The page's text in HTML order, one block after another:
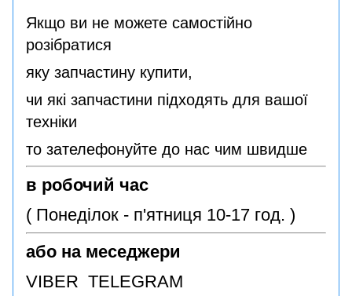
Якщо ви не можете самостійно
розібратися
яку запчастину купити,
чи які запчастини підходять для вашої
техніки
то зателефонуйте до нас чим швидше
в робочий час
( Понеділок - п'ятниця 10-17 год. )
або на меседжери
VIBER TELEGRAM